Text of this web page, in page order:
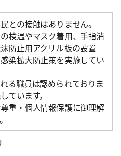
との接触はありません。
検温やマスク着用、手指消
防止用アクリル板の設置
染拡大防止策を実施してい
る職員は認められておりま
ています。
重・個人情報保護に御理解